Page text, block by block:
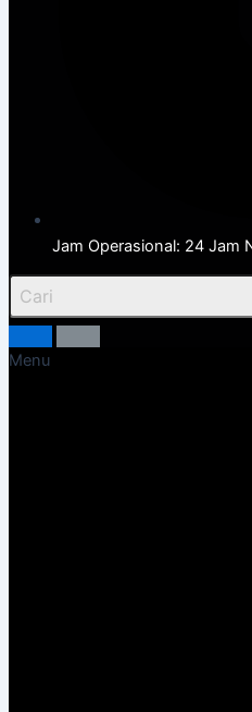
Jam Operasional: 24 Jam
Menu